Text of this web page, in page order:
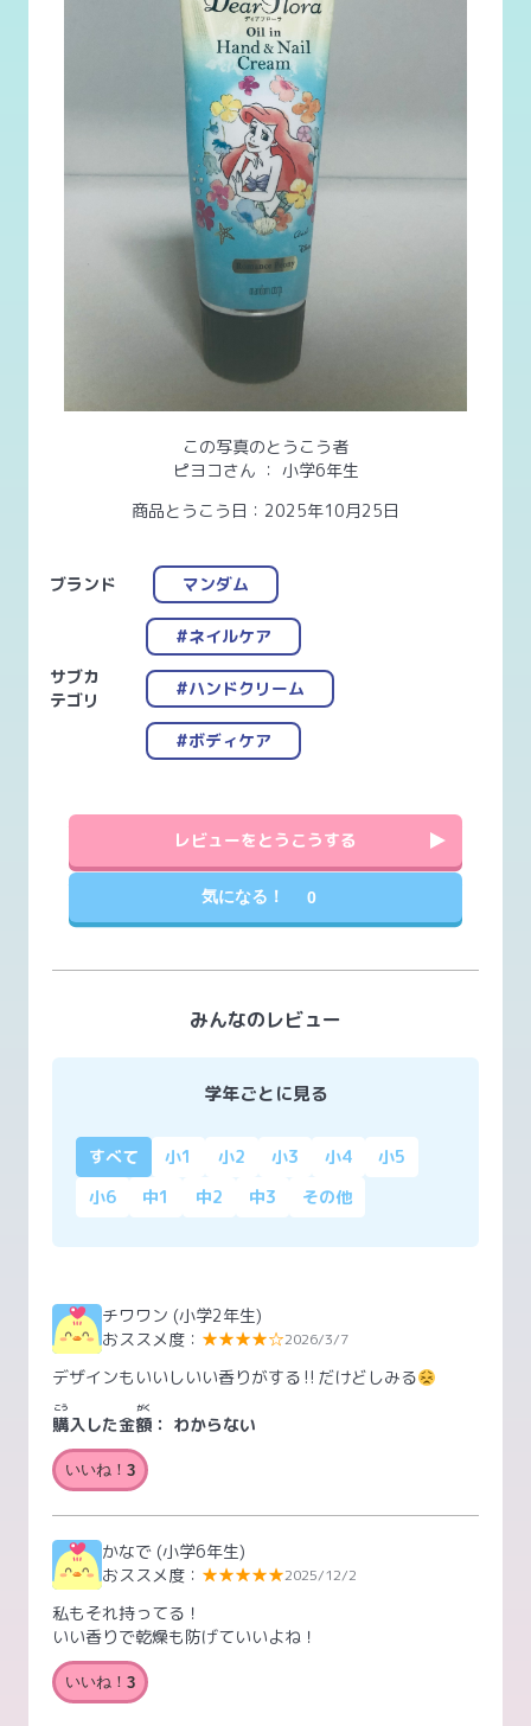
この写真のとうこう者
ピヨコさん ： 小学6年生
商品とうこう日：2025年10月25日
ブランド マンダム
サブカ
テゴリ
#ネイルケア
#ハンドクリーム
#ボディケア
レビューをとうこうする
気になる！ 0
みんなのレビュー
学年ごとに見る
すべて 小1 小2 小3 小4
小5
小6
中1 中2 中3 その他
チワワン (小学2年生)
おススメ度： ★★★★☆2026/3/7
デザインもいいしいい香りがする‼︎だけどしみる
購
こう
入した金額
がく
： わからない
いいね！ 3
かなで (小学6年生)
おススメ度： ★★★★★2025/12/2
私もそれ持ってる！
いい香りで乾燥も防げていいよね！
いいね！ 3